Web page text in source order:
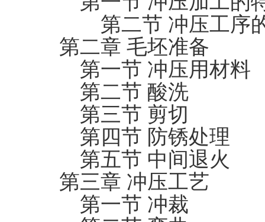
第二节 冲压工序
第二章 毛坯准备
第一节 冲压用材料
第二节 酸洗
第三节 剪切
第四节 防锈处理
第五节 中间退火
第三章 冲压工艺
第一节 冲裁